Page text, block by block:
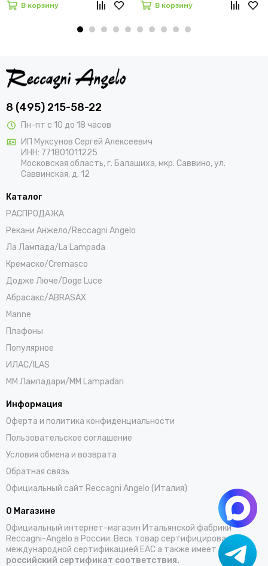
В корзину В корзину
8 (495) 215-58-22
Пн-пт с 10 до 18 часов
ИП Муксунов Сергей Алексеевич
ИНН: 771801011225
Московская область, г. Балашиха, мкр. Саввино, ул.
Саввинская, д. 12
Каталог
РАСПРОДАЖА
Рекани Анжело/Reccagni Angelo
Ла Лампада/La Lampada
Кремаско/Cremasco
Додже Люче/Doge Luce
Абрасакс/ABRASAX
Manne
Плафоны
Популярное
ИЛАС/ILAS
ММ Лампадари/MM Lampadari
Информация
Оферта и политика конфиденциальности
Пользовательское соглашение
Условия обмена и возврата
Обратная связь
Официальный сайт Reccagni Angelo (Италия)
О Магазине
Официальный интернет-магазин Итальянской фабрики
Reccagni-Angelo в России. Весь товар сертифицирован
международной сертификацией EAC а также имеет
российский сертификат соответствия.